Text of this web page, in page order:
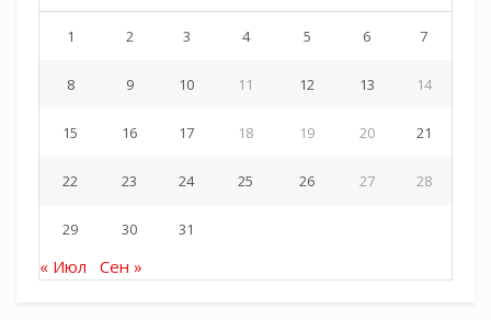
1 2 3 4 5 6 7
8 9 10 11 12 13 14
15 16 17 18 19 20 21
22 23 24 25 26 27 28
29 30 31
« Июл Сен »